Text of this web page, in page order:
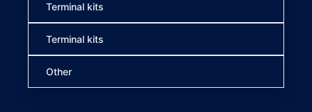
Terminal kits
Terminal kits
Other